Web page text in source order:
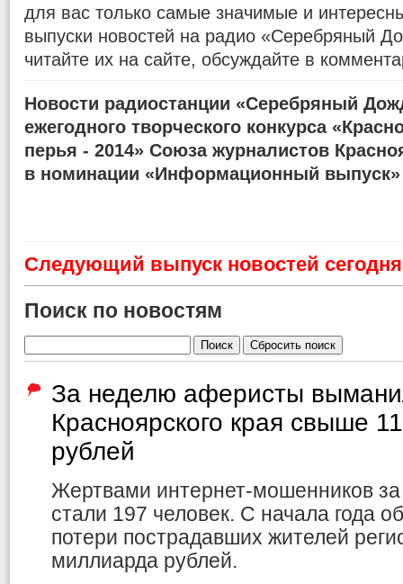
для вас только самые значимые и
выпуски новостей на радио «Серебряный
читайте их на сайте, обсуждайте в
Новости радиостанции «Серебряный
ежегодного творческого конкурса
перья - 2014» Союза журналистов
в номинации «Информационный выпуск»
Cледующий выпуск новостей
Поиск по новостям
За неделю аферисты
Красноярского края свыше
рублей
Жертвами интернет-мошенников
стали 197 человек. С начала года
потери пострадавших жителей
миллиарда рублей.